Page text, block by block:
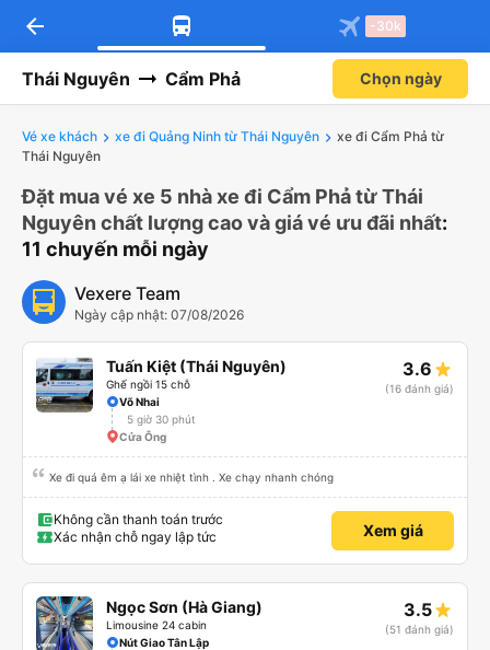
arrow_back -30k
Thái Nguyên Cẩm Phả Chọn ngày
Vé xe khách xe đi Quảng Ninh từ Thái Nguyên
xe đi Cẩm Phả từ
Thái Nguyên
Đặt mua vé xe 5 nhà xe đi Cẩm Phả từ Thái
Nguyên chất lượng cao và giá vé ưu đãi nhất:
11 chuyến mỗi ngày
Vexere Team
Ngày cập nhật: 07/08/2026
Tuấn Kiệt (Thái Nguyên)
Ghế ngồi 15 chỗ
3.6
(16 đánh giá)
Võ Nhai
5 giờ 30 phút
Cửa Ông
Xe đi quá êm ạ lái xe nhiệt tình . Xe chạy nhanh chóng
Không cần thanh toán trước
Xác nhận chỗ ngay lập tức
Xem giá
Ngọc Sơn (Hà Giang)
Limousine 24 cabin
3.5
(51 đánh giá)
Nút Giao Tân Lập